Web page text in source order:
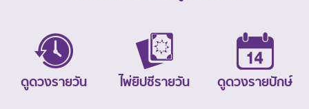
ดูดวงรายวัน ไพ่ยิปซีรายวัน ดูดวงรายปักษ์